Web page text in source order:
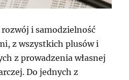
rozwój i samodzielność
z wszystkich plusów i
z prowadzenia własnej
Do jednych z